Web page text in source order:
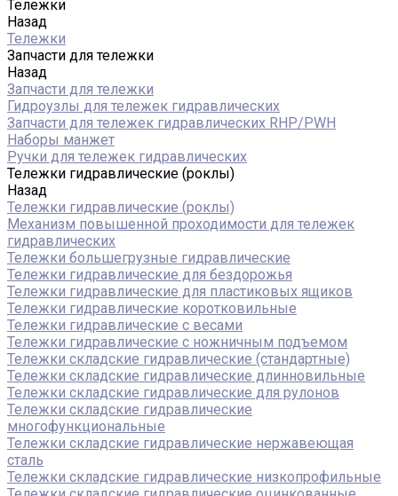
Тележки
Назад
Тележки
Запчасти для тележки
Назад
Запчасти для тележки
Гидроузлы для тележек гидравлических
Запчасти для тележек гидравлических RHP/PWH
Наборы манжет
Ручки для тележек гидравлических
Тележки гидравлические (роклы)
Назад
Тележки гидравлические (роклы)
Механизм повышенной проходимости для тележек
гидравлических
Тележки большегрузные гидравлические
Тележки гидравлические для бездорожья
Тележки гидравлические для пластиковых ящиков
Тележки гидравлические коротковильные
Тележки гидравлические с весами
Тележки гидравлические с ножничным подъемом
Тележки складские гидравлические (стандартные)
Тележки складские гидравлические длинновильные
Тележки складские гидравлические для рулонов
Тележки складские гидравлические
многофункциональные
Тележки складские гидравлические нержавеющая
сталь
Тележки складские гидравлические низкопрофильные